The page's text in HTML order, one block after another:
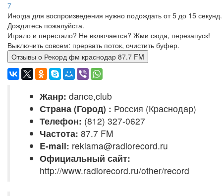
7
Иногда для воспроизведения нужно подождать от 5 до 15 секунд.
Дождитесь пожалуйста.
Играло и перестало? Не включается? Жми сюда, перезапуск!
Выключить совсем: прервать поток, очистить буфер.
Отзывы о Рекорд фм краснодар 87.7 FM
Жанр: dance,club
Страна (Город) : Россия (Краснодар)
Телефон: (812) 327-0627
Частота: 87.7 FM
E-mail: reklama@radiorecord.ru
Официальный сайт:
http://www.radiorecord.ru/other/record